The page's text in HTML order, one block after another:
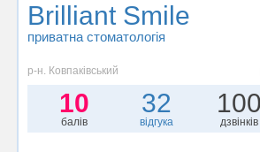
Brilliant Smile
приватна стоматологія
р-н. Ковпаківський
10
балів
32
відгука
100
дзвінків